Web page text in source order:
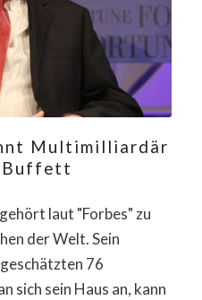
Multimilliardär
Buffett
laut "Forbes" zu
der Welt. Sein
76
sich sein Haus an, kann